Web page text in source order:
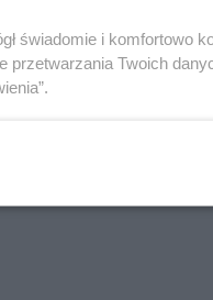
świadomie i komfortowo
przetwarzania Twoich